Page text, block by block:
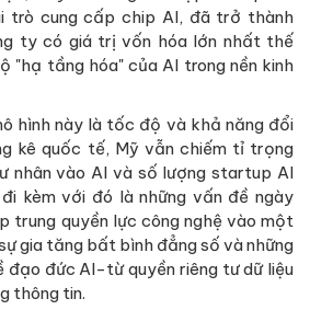
trò cung cấp chip AI, đã trở thành
ty có giá trị vốn hóa lớn nhất thế
"hạ tầng hóa" của AI trong nền kinh
hình này là tốc độ và khả năng đổi
kê quốc tế, Mỹ vẫn chiếm tỉ trọng
nhân vào AI và số lượng startup AI
kèm với đó là những vấn đề ngày
trung quyền lực công nghệ vào một
gia tăng bất bình đẳng số và những
đạo đức AI-từ quyền riêng tư dữ liệu
thông tin.